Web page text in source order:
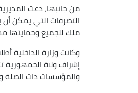
من جانبها، دعت
التصرفات التي يمكن أن
ملك للجميع وحمايتها
وكانت وزارة
إشراف ولاة الجمهورية
والمؤسسات ذات الصلة